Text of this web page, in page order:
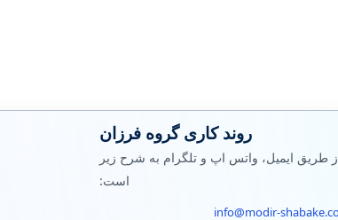
روند کاری گروه فرزان
طریق ایمیل، واتس اپ و تلگرام به شرح زیر
است:
info@modir-